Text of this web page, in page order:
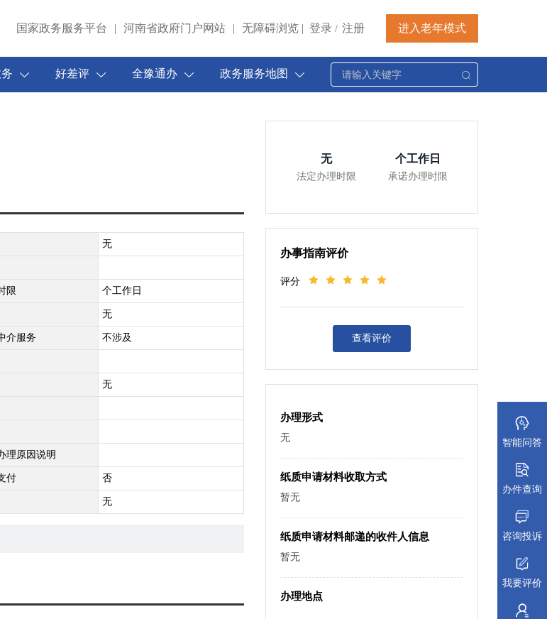
国家政务服务平台 | 河南省政府门户网站 | 无障碍浏览 | 登录 / 注册 进入老年模式
好差评 全豫通办 政务服务地图
无
限 个工作日
无
介服务 不涉及
无
理原因说明
付 否
无
无
法定办理时限
个工作日
承诺办理时限
办事指南评价
评分
查看评价
办理形式
无
纸质申请材料收取方式
暂无
纸质申请材料邮递的收件人信息
暂无
办理地点
智能问答
办件查询
咨询投诉
我要评价